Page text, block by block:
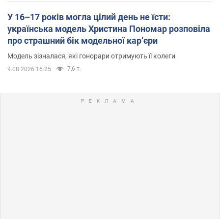
У 16–17 років могла цілий день не їсти:
українська модель Христина Пономар розповіла
про страшний бік модельної кар’єри
Модель зізналася, які гонорари отримують її колеги
9.08.2026 16:25 7,6 т.